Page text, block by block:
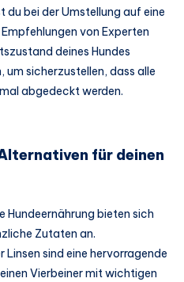
bei der Umstellung auf eine
von Experten
deines Hundes
um sicherzustellen, dass alle
abgedeckt werden.
für deinen
Hundeernährung bieten sich
Zutaten an.
Linsen sind eine hervorragende
Vierbeiner mit wichtigen